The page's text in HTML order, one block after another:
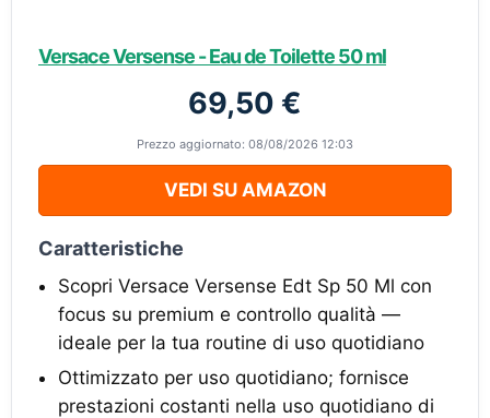
Versace Versense - Eau de Toilette 50 ml
69,50 €
Prezzo aggiornato: 08/08/2026 12:03
VEDI SU AMAZON
Caratteristiche
Scopri Versace Versense Edt Sp 50 Ml con
focus su premium e controllo qualità —
ideale per la tua routine di uso quotidiano
Ottimizzato per uso quotidiano; fornisce
prestazioni costanti nella uso quotidiano di